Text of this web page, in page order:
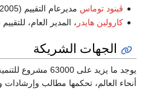
ڤينود توماس مديرعام التقييم (2005–2011)
كارولين هايدر ، المدير العام، للتقييم (2011-
الجهات الشريكة
يوجد ما يزيد على
أنحاء العالم، تحكمها مطالب